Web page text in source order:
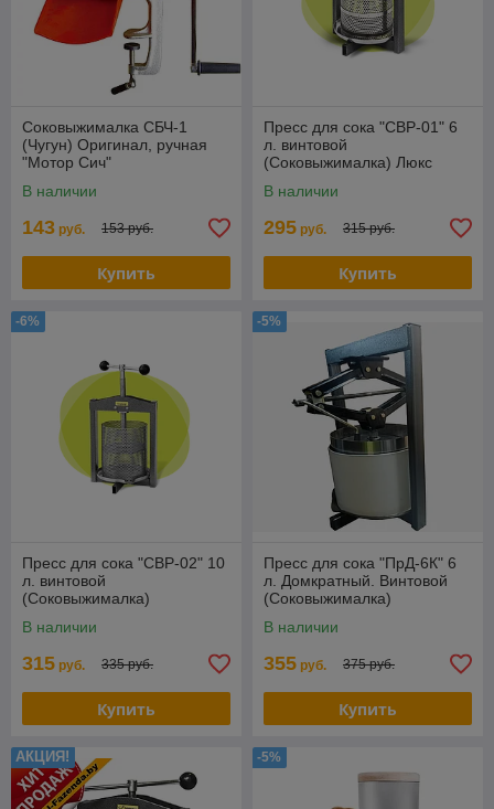
Соковыжималка СБЧ-1
(Чугун) Оригинал, ручная
"Мотор Сич"
В наличии
143 руб. 153 руб.
Купить
Пресс для сока "СВР-01" 6
л. винтовой
(Соковыжималка) Люкс
В наличии
295 руб. 315 руб.
Купить
-6%
Пресс для сока "СВР-02" 10
л. винтовой
(Соковыжималка)
В наличии
315 руб. 335 руб.
Купить
-5%
Пресс для сока "ПрД-6К" 6
л. Домкратный. Винтовой
(Соковыжималка)
В наличии
355 руб. 375 руб.
Купить
АКЦИЯ! -5%